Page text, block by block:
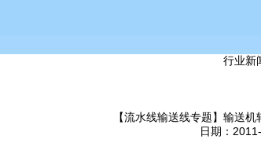
行业新
【流水线输送线专题】输送
日期：